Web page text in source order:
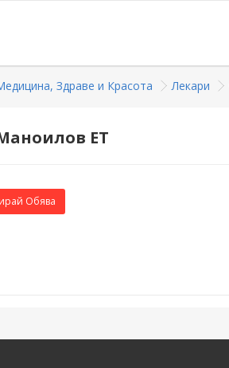
Здраве и Красота Лекари
ЕТ
Обява